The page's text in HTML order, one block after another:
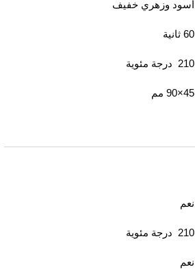
أسود وزهري خفيف
60 ثانية
210 درجة مئوية
45×90 مم
نعم
210 درجة مئوية
نعم